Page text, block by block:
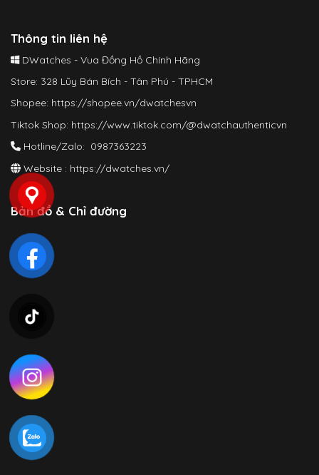
Thông tin liên hệ
DWatches - Vua Đồng Hồ Chính Hãng
Store: 328 Lũy Bán Bích - Tân Phú - TPHCM
Shopee: https://shopee.vn/dwatchesvn
Tiktok Shop: https://www.tiktok.com/@dwatchauthenticvn
Hotline/Zalo: 0987363223
Website : https://dwatches.vn/
Bản đồ & Chỉ đường